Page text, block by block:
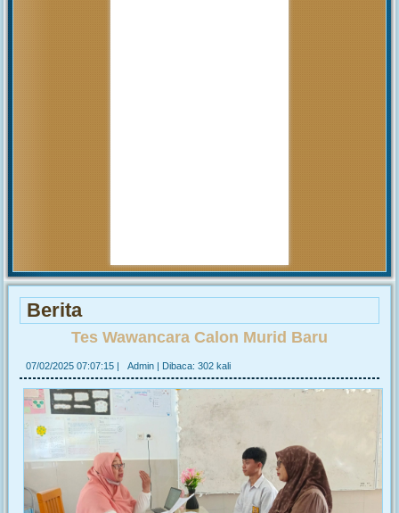
Berita
Tes Wawancara Calon Murid Baru
07/02/2025 07:07:15 | Admin | Dibaca: 302 kali